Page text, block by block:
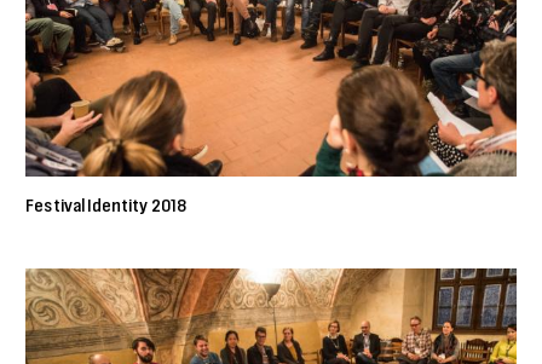
Festival Identity 2018